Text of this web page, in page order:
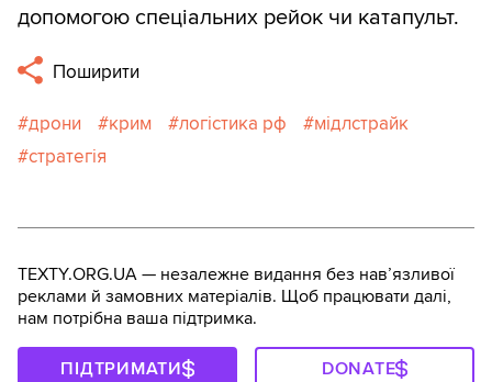
допомогою спеціальних рейок чи катапульт.
Поширити
дрони крим логістика рф
мідлстрайк
стратегія
TEXTY.ORG.UA — незалежне видання без навʼязливої
реклами й замовних матеріалів. Щоб працювати далі,
нам потрібна ваша підтримка.
ПІДТРИМАТИ DONATE